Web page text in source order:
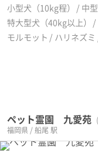
小型犬（10kg程）
中
特大型犬（40kg以上）
モルモット
ハリネズミ
ペット霊園 九愛苑
福岡県 / 船尾 駅